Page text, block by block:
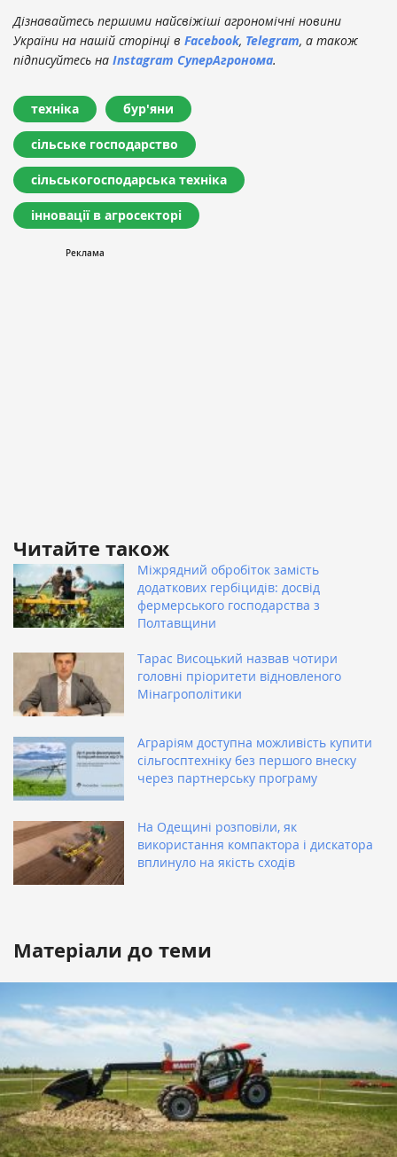
Дізнавайтесь першими найсвіжіші агрономічні новини
України на нашій сторінці в Facebook, Telegram, а також
підписуйтесь на Instagram СуперАгронома.
техніка бур'яни
сільське господарство
сільськогосподарська техніка
інновації в агросекторі
Читайте також
Міжрядний обробіток замість
додаткових гербіцидів: досвід
фермерського господарства з
Полтавщини
Тарас Висоцький назвав чотири
головні пріоритети відновленого
Мінагрополітики
Аграріям доступна можливість купити
сільгосптехніку без першого внеску
через партнерську програму
На Одещині розповіли, як
використання компактора і дискатора
вплинуло на якість сходів
Матеріали до теми